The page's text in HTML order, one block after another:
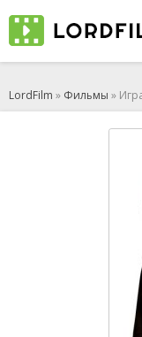
LordFilm » Фильмы »